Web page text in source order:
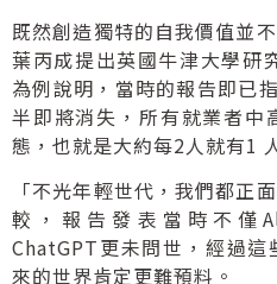
既然創造獨特的自我價值並
葉丙成提出英國牛津大學研
為例說明，當時的報告即已
半即將消失，所有就業者中
態，也就是大約每2人就有1
「不光年輕世代，我們都正
較，報告發表當時不僅
ChatGPT更未問世，經過
來的世界肯定更難預料。